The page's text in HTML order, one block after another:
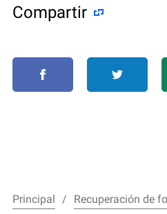
Compartir
Principal
Recuperación de